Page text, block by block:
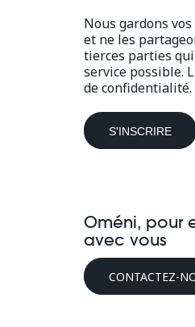
Nous gardons
et ne les
tierces parties
service possible.
de confidentialité.
Oméni, pour
avec vous
CONTACTEZ-